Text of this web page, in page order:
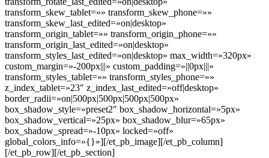
transform_skew_tablet=»» transform_skew_phone=»»
transform_skew_last_edited=»on|desktop»
transform_origin_tablet=»» transform_origin_phone=»»
transform_origin_last_edited=»on|desktop»
transform_styles_last_edited=»on|desktop» max_width=»320px»
custom_margin=»-200px|||» custom_padding=»||0px|||»
transform_styles_tablet=»» transform_styles_phone=»»
z_index_tablet=»23″ z_index_last_edited=»off|desktop»
border_radii=»on|500px|500px|500px|500px»
box_shadow_style=»preset2″ box_shadow_horizontal=»5px»
box_shadow_vertical=»25px» box_shadow_blur=»65px»
box_shadow_spread=»-10px» locked=»off»
global_colors_info=»{}»][/et_pb_image][/et_pb_column]
[/et_pb_row][/et_pb_section]